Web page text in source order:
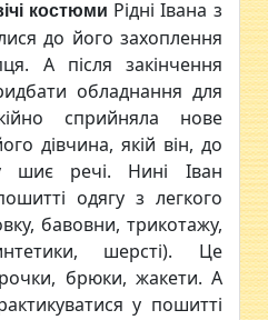
костюми Рідні Івана з
до його захоплення
А після закінчення
обладнання для
сприйняла нове
дівчина, якій він, до
шиє речі. Нині Іван
одягу з легкого
бавовни, трикотажу,
шерсті). Це
брюки, жакети. А
у пошитті